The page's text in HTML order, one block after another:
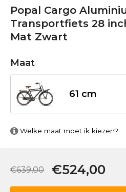
Popal Cargo
Transportfiets 28
Mat Zwart
Maat
61 cm
Welke maat moet ik kiezen?
€524,00
€639,00